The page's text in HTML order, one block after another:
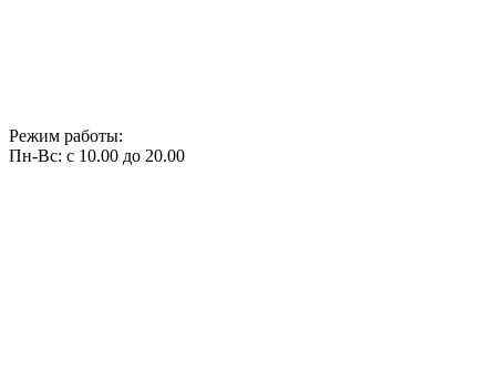
Режим работы:
Пн-Вс: с 10.00 до 20.00